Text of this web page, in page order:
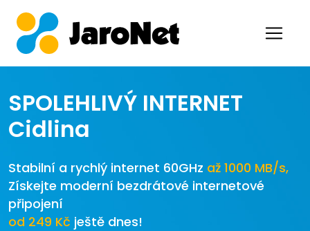
SPOLEHLIVÝ INTERNET
Cidlina
Stabilní a rychlý internet 60GHz až 1000 MB/s,
Získejte moderní bezdrátové internetové
připojení
od 249 Kč ještě dnes!